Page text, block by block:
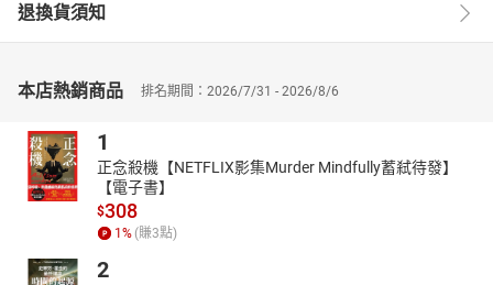
類的同學作為精讀以獲取高分必備之參考書。
退換貨須知
本店熱銷商品 排名期間：2026/7/31 - 2026/8/6
1
正念殺機【NETFLIX影集Murder Mindfully蓄弒待發】
【電子書】
$308
1 % (賺3點)
2